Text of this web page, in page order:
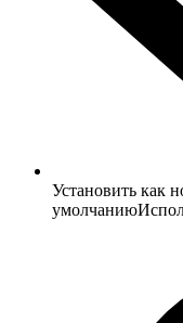
Установить как
умолчанию